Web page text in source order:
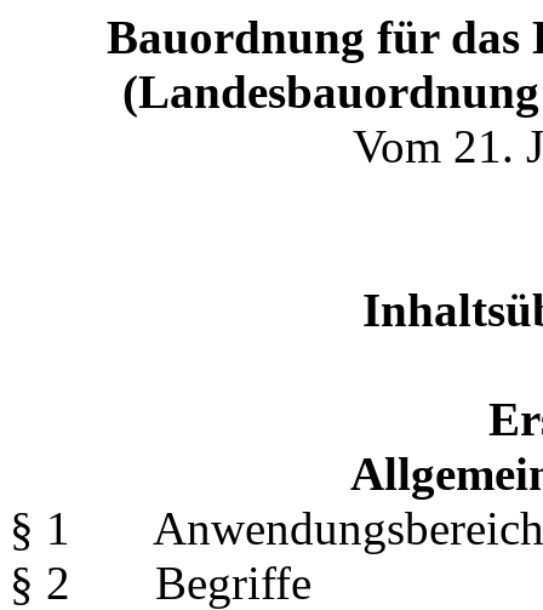
Bauordnung für das
Vom 21.
§ 1 Anwendungsbereich
§ 2 Begriffe